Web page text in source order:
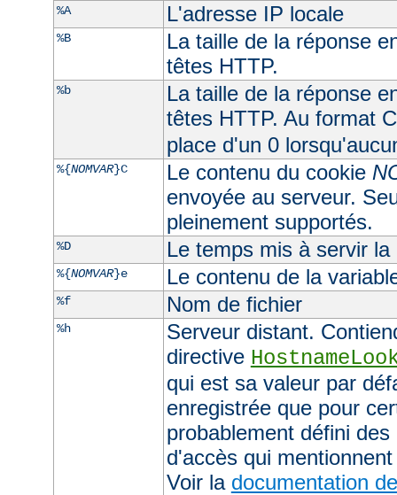
%A L'adresse IP locale
%B
La taille de la réponse
têtes HTTP.
%b
La taille de la réponse
têtes HTTP. Au format
place d'un 0
%{NOMVAR}C Le contenu du cookie
envoyée au serveur.
pleinement supportés.
%D Le temps mis à servir
%{NOMVAR}e Le contenu de la
%f Nom de fichier
%h
Serveur distant.
directive
qui est sa valeur par
enregistrée que pour
probablement défini
d'accès qui
Voir la documentation